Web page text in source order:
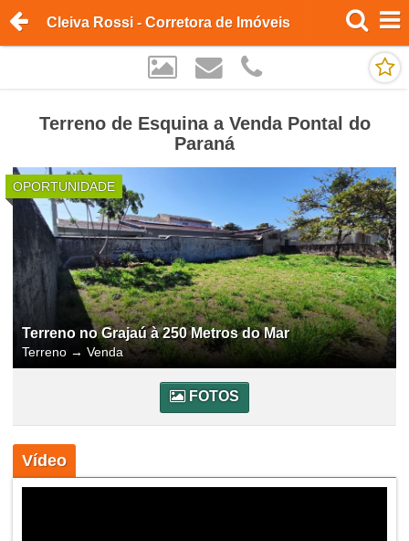
Cleiva Rossi - Corretora de Imóveis
Terreno de Esquina a Venda Pontal do
Paraná
OPORTUNIDADE
Terreno no Grajaú à 250 Metros do Mar
Terreno → Venda
FOTOS
Vídeo